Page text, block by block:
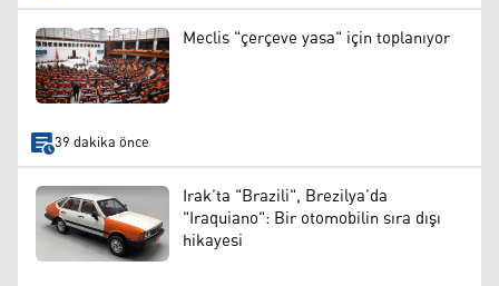
Meclis "çerçeve yasa" için toplanıyor
39 dakika önce
Irak’ta "Brazili", Brezilya’da
"Iraquiano": Bir otomobilin sıra dışı
hikayesi